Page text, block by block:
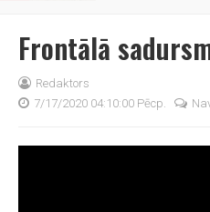
Frontālā
Redaktors
7/17/2020 04:10:00 Pēcp.